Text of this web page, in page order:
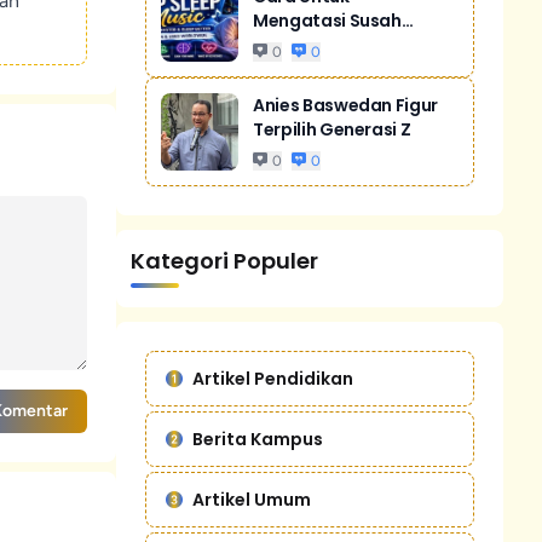
Mengatasi Susah
Tidur Akibat Stres
0 0
Anies Baswedan Figur
Terpilih Generasi Z
0 0
Kategori Populer
Artikel Pendidikan
Berita Kampus
Artikel Umum